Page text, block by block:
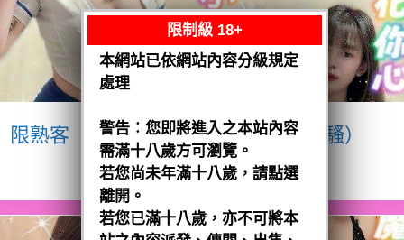
限熟客【八德】宥瑄 泰國$2500（騷）
閱讀全文
限制級 18+
本網站已依網站內容分級規定
處理
警告︰您即將進入之本站內容
需滿十八歲方可瀏覽。
若您尚未年滿十八歲，請點選
離開。
若您已滿十八歲，亦不可將本